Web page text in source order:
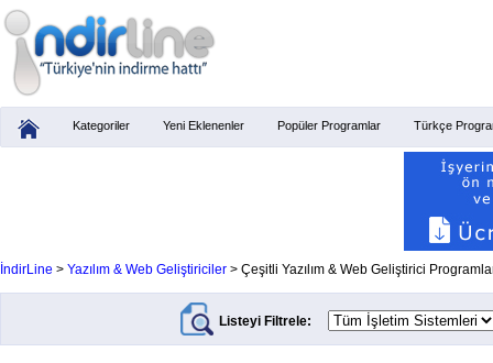
Kategoriler Yeni Eklenenler Popüler Programlar Türkçe
İndirLine > Yazılım & Web Geliştiriciler > Çeşitli Yazılım & Web Geliştirici
Listeyi Filtrele: